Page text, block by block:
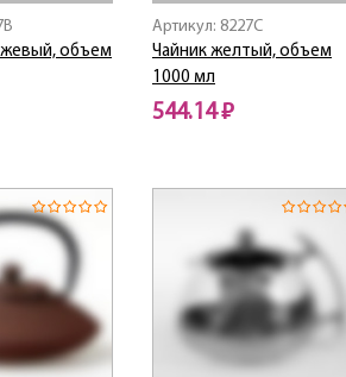
объем
Артикул: 8227C
Чайник желтый, объем
1000 мл
544.14 ₽